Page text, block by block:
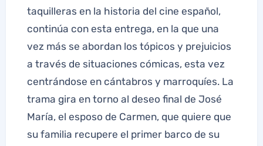
taquilleras en la historia del cine español,
continúa con esta entrega, en la que una
vez más se abordan los tópicos y prejuicios
a través de situaciones cómicas, esta vez
centrándose en cántabros y marroquíes. La
trama gira en torno al deseo final de José
María, el esposo de Carmen, que quiere que
su familia recupere el primer barco de su